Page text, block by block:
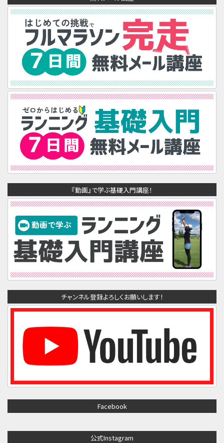
『動画』で学ぶ基礎入門講座！
チャンネル登録よろしくお願いします！
Facebook
公式Instagram